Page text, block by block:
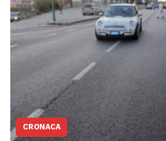
CRONACA